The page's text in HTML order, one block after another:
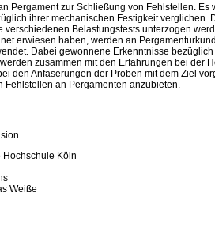
Pergament zur Schließung von Fehlstellen. Es
ihrer mechanischen Festigkeit verglichen.
Belastungstests unterzogen
erwiesen haben, werden an
Dabei gewonnene Erkenntnisse bezüglich
zusammen mit den Erfahrungen bei der
den Anfaserungen der Proben mit dem Ziel
an Pergamenten anzubieten.
Hochschule Köln
Weiße